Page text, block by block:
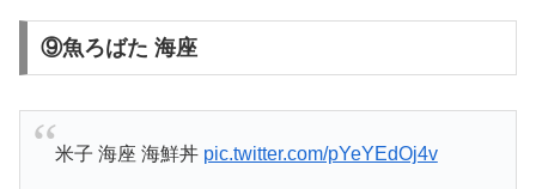
⑨魚ろばた 海座
米子 海座 海鮮丼 pic.twitter.com/pYeYEdOj4v